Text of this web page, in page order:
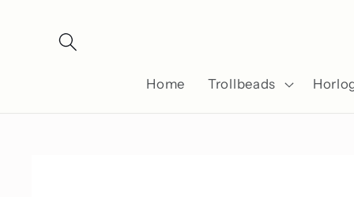
content
Home Trollbeads